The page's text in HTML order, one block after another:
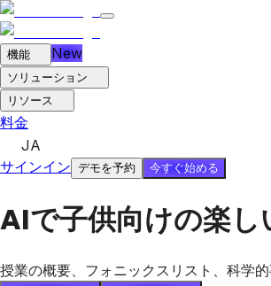
機能 New
ソリューション
リソース
料金
JA
サインイン デモを予約 今すぐ始める
AIで子供向けの楽し
授業の概要、フォニックスリスト、科学